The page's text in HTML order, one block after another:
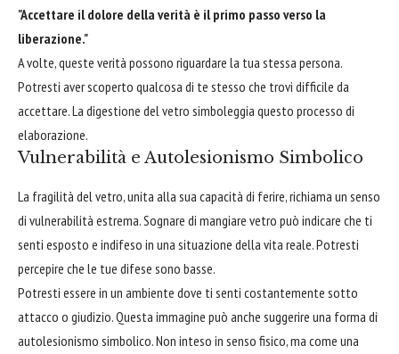
"Accettare il dolore della verità è il primo passo verso la
liberazione."
A volte, queste verità possono riguardare la tua stessa persona.
Potresti aver scoperto qualcosa di te stesso che trovi difficile da
accettare. La digestione del vetro simboleggia questo processo di
elaborazione.
Vulnerabilità e Autolesionismo Simbolico
La fragilità del vetro, unita alla sua capacità di ferire, richiama un senso
di vulnerabilità estrema. Sognare di mangiare vetro può indicare che ti
senti esposto e indifeso in una situazione della vita reale. Potresti
percepire che le tue difese sono basse.
Potresti essere in un ambiente dove ti senti costantemente sotto
attacco o giudizio. Questa immagine può anche suggerire una forma di
autolesionismo simbolico. Non inteso in senso fisico, ma come una